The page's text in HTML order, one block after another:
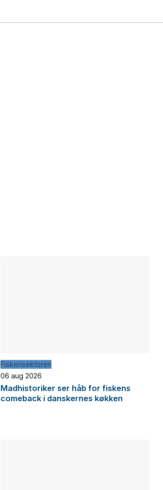
Fiskerisektoren
06 aug 2026
Madhistoriker ser håb for fiskens
comeback i danskernes køkken